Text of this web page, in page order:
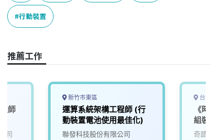
b
o
o
a
e
L
行動裝置
推薦工作
師
司
新竹市東區
運算系統架構工程師 (行
動裝置電池使用最佳化)
聯發科技股份有限公司
台中
《時
組裝
奇蹟生